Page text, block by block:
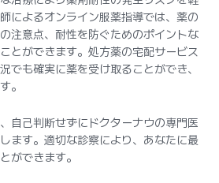
によるオンライン服薬指導では、薬の
注意点、耐性を防ぐためのポイントな
とができます。処方薬の宅配サービス
でも確実に薬を受け取ることができ、
。
自己判断せずにドクターナウの専門医
ます。適切な診察により、あなたに最
ができます。